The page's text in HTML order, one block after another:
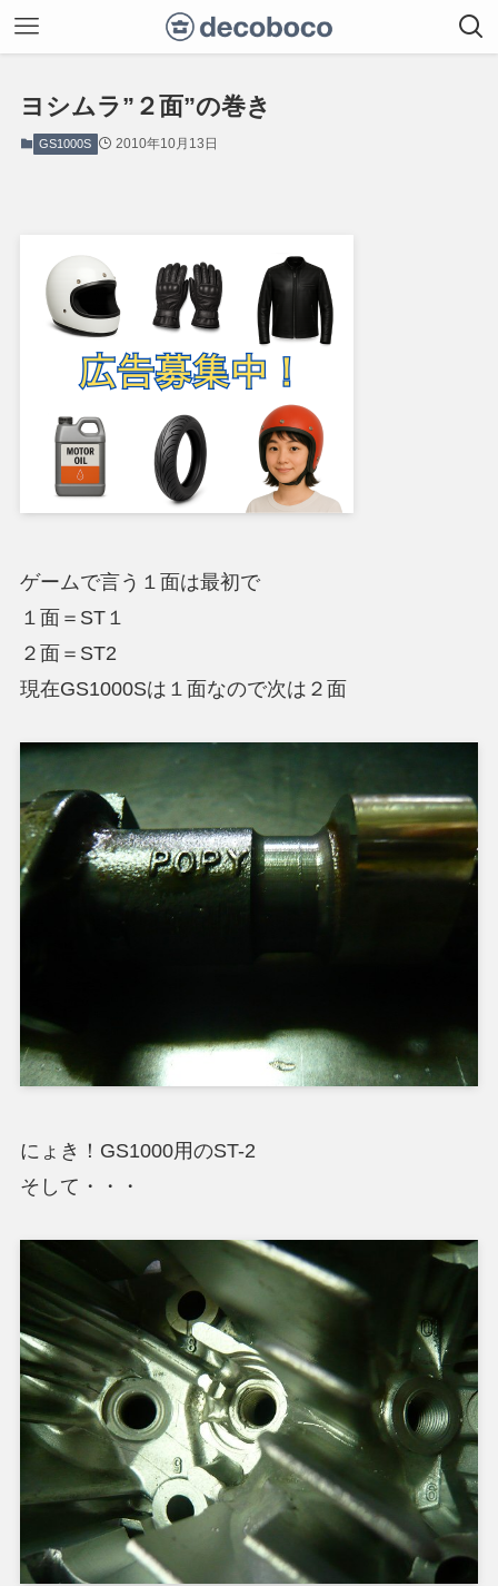
ヨシムラ”２面”の巻き
GS1000S 2010年10月13日
ゲームで言う１面は最初で
１面＝ST１
２面＝ST2
現在GS1000Sは１面なので次は２面
にょき！GS1000用のST-2
そして・・・